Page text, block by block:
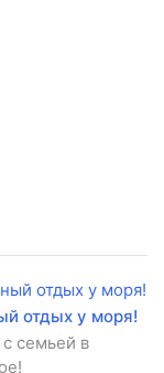
отдых у моря!
семьей в